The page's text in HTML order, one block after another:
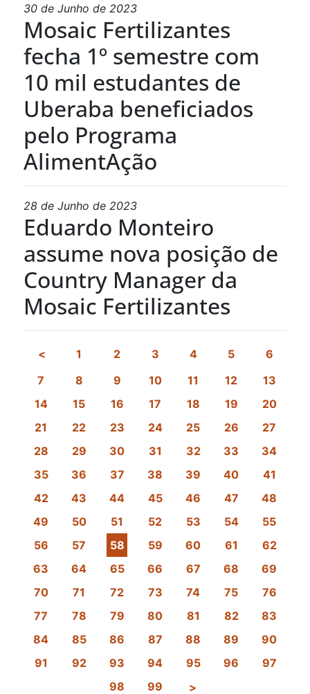
30 de Junho de 2023
Mosaic Fertilizantes
fecha 1º semestre com
10 mil estudantes de
Uberaba beneficiados
pelo Programa
AlimentAção
28 de Junho de 2023
Eduardo Monteiro
assume nova posição de
Country Manager da
Mosaic Fertilizantes
1 2 3 4 5
6
7
8 9 10 11 12
13
14
15 16 17 18 19
20
21
22 23 24 25 26
27
28
29 30 31 32 33
34
35
36 37 38 39 40
41
42
43 44 45 46 47
48
49
50 51 52 53 54
55
56
57 58 59 60 61
62
63
64 65 66 67 68
69
70
71 72 73 74 75
76
77
78 79 80 81 82
83
84
85 86 87 88 89
90
91
92 93 94 95 96
97
98
99